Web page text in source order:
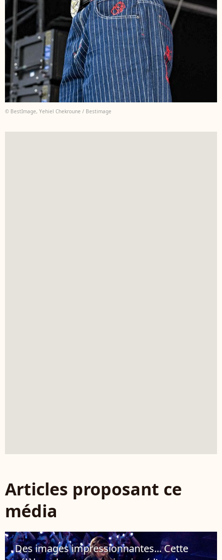
© BestImage, Yehiel Chekroune / Bestimage
Articles proposant ce
média
Des images impressionnantes... Cette